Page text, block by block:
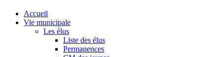
Accueil
Vie municipale
Les élus
Liste des élus
Permanences